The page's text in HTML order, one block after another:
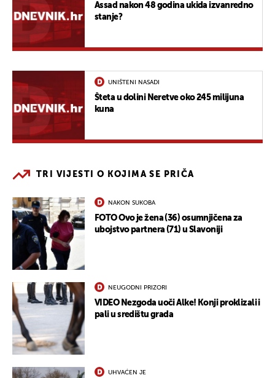
Assad nakon 48 godina ukida izvanredno
stanje?
UNIŠTENI NASADI
Šteta u dolini Neretve oko 245 milijuna
kuna
TRI VIJESTI O KOJIMA SE PRIČA
NAKON SUKOBA
FOTO Ovo je žena (36) osumnjičena za
ubojstvo partnera (71) u Slavoniji
NEUGODNI PRIZORI
VIDEO Nezgoda uoči Alke! Konji proklizali i
pali u središtu grada
UHVAĆEN JE